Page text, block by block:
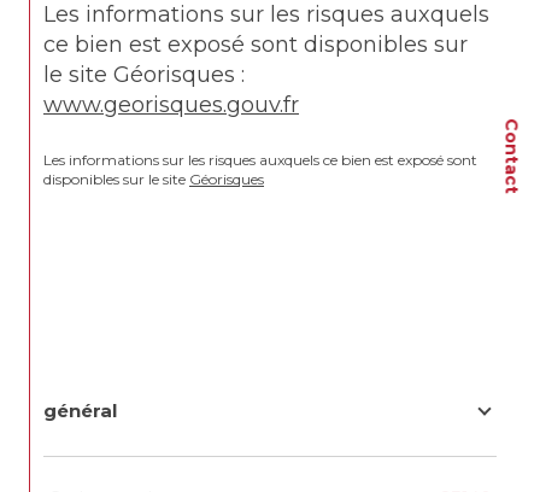
Contact
Les informations sur les risques auxquels
ce bien est exposé sont disponibles sur
le site Géorisques :
www.georisques.gouv.fr
Les informations sur les risques auxquels ce bien est exposé sont
disponibles sur le site Géorisques
général